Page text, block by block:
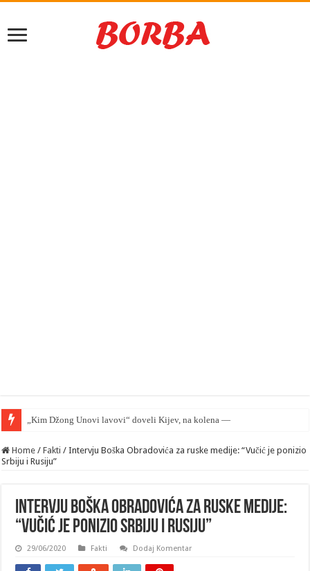
Home / Fakti / Intervju Boška Obradovića za ruske medije: “Vučić je ponizio
Srbiju i Rusiju”
Intervju Boška Obradovića za ruske medije:
“Vučić je ponizio Srbiju i Rusiju”
29/06/2020 Fakti Dodaj Komentar